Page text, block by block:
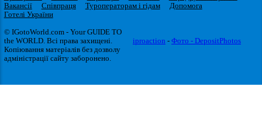
Вакансії
Співпраця Туроператорам і гідам
Допомога
Готелі України
© IGotoWorld.com - Your GUIDE TO
the WORLD. Всі права захищені.
Копіювання матеріалів без дозволу
адміністрації сайту заборонено.
iproaction - Фото - DepositPhotos